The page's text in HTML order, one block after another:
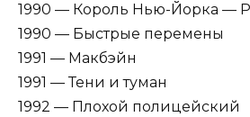
1990 — Король Нью-Йорка —
1990 — Быстрые перемены
1991 — Макбэйн
1991 — Тени и туман
1992 — Плохой полицейский